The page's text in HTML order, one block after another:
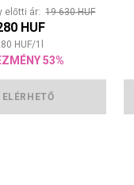
előtti ár:19 630 HUF
HUF
HUF/1
53%
ELÉRHETŐ